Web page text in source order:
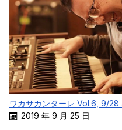
ワカサカンターレ Vol.6, 9/28
2019 年 9 月 25 日